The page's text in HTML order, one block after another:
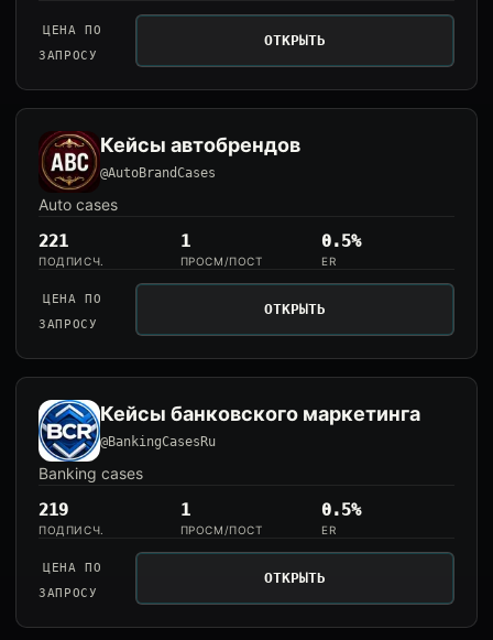
ЦЕНА ПО
ЗАПРОСУ
ОТКРЫТЬ
Кейсы автобрендов
@AutoBrandCases
Auto cases
221
ПОДПИСЧ.
1
ПРОСМ/ПОСТ
0.5%
ER
ЦЕНА ПО
ЗАПРОСУ
ОТКРЫТЬ
Кейсы банковского маркетинга
@BankingCasesRu
Banking cases
219
ПОДПИСЧ.
1
ПРОСМ/ПОСТ
0.5%
ER
ЦЕНА ПО
ЗАПРОСУ
ОТКРЫТЬ